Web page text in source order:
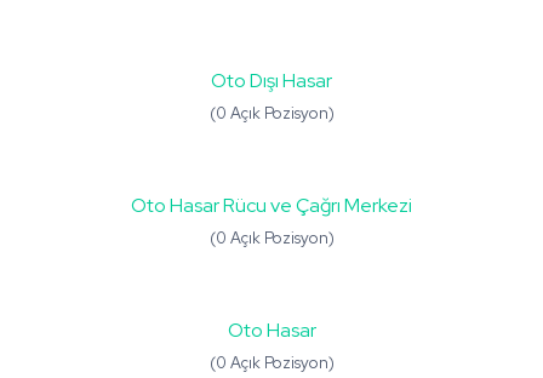
Oto Dışı Hasar
(0 Açık Pozisyon)
Oto Hasar Rücu ve Çağrı Merkezi
(0 Açık Pozisyon)
Oto Hasar
(0 Açık Pozisyon)